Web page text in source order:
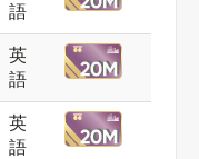
語
英
語
英
語